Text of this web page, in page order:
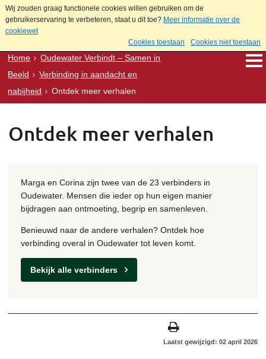
Wij zouden graag functionele cookies willen gebruiken om de
gebruikerservaring te verbeteren, staat u dit toe? Meer informatie over de
cookiewet
Cookies toestaan
Cookies niet toestaan
Home
Oudewater Verbindt – Samen in
Beeld
Verbinding in aandacht en
nabijheid
Ontdek meer verhalen
Ontdek meer verhalen
Marga en Corina zijn twee van de 23 verbinders in
Oudewater. Mensen die ieder op hun eigen manier
bijdragen aan ontmoeting, begrip en samenleven.
Benieuwd naar de andere verhalen? Ontdek hoe
verbinding overal in Oudewater tot leven komt.
Bekijk alle verbinders
Laatst gewijzigd: 02 april 2026